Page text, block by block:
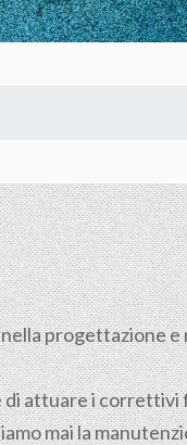
progettazione
attuare i correttivi
mai la